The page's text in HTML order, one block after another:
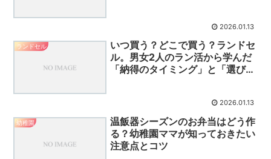
2026.01.13
ランドセル
いつ買う？どこで買う？ランドセ
ル。男女2人のラン活から学んだ
「納得のタイミング」と「選び
2026.01.13
幼稚園
温飯器シーズンのお弁当はどう作
る？幼稚園ママが知っておきたい
注意点とコツ